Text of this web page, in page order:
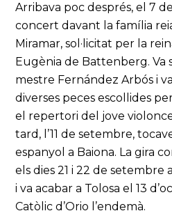
Arribava poc després, el 7
concert davant la família
Miramar, sol·licitat per la
Eugènia de Battenberg. Va
mestre Fernández Arbós i
diverses peces escollides
el repertori del jove
tard, l’11 de setembre,
espanyol a Baiona. La gira
els dies 21 i 22 de setembre
i va acabar a Tolosa el 13
Catòlic d’Orio l’endemà.